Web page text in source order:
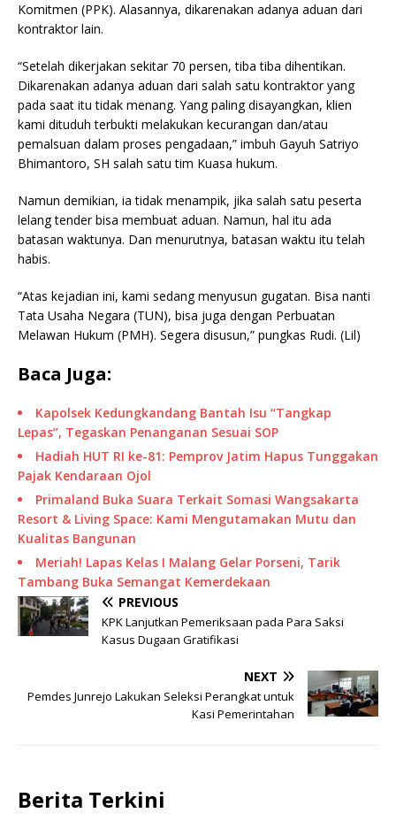
Komitmen (PPK). Alasannya, dikarenakan adanya aduan dari
kontraktor lain.
“Setelah dikerjakan sekitar 70 persen, tiba tiba dihentikan.
Dikarenakan adanya aduan dari salah satu kontraktor yang
pada saat itu tidak menang. Yang paling disayangkan, klien
kami dituduh terbukti melakukan kecurangan dan/atau
pemalsuan dalam proses pengadaan,” imbuh Gayuh Satriyo
Bhimantoro, SH salah satu tim Kuasa hukum.
Namun demikian, ia tidak menampik, jika salah satu peserta
lelang tender bisa membuat aduan. Namun, hal itu ada
batasan waktunya. Dan menurutnya, batasan waktu itu telah
habis.
“Atas kejadian ini, kami sedang menyusun gugatan. Bisa nanti
Tata Usaha Negara (TUN), bisa juga dengan Perbuatan
Melawan Hukum (PMH). Segera disusun,” pungkas Rudi. (Lil)
Baca Juga:
Kapolsek Kedungkandang Bantah Isu “Tangkap
Lepas”, Tegaskan Penanganan Sesuai SOP
Hadiah HUT RI ke-81: Pemprov Jatim Hapus Tunggakan
Pajak Kendaraan Ojol
Primaland Buka Suara Terkait Somasi Wangsakarta
Resort & Living Space: Kami Mengutamakan Mutu dan
Kualitas Bangunan
Meriah! Lapas Kelas I Malang Gelar Porseni, Tarik
Tambang Buka Semangat Kemerdekaan
PREVIOUS
KPK Lanjutkan Pemeriksaan pada Para Saksi
Kasus Dugaan Gratifikasi
NEXT
Pemdes Junrejo Lakukan Seleksi Perangkat untuk
Kasi Pemerintahan
Berita Terkini